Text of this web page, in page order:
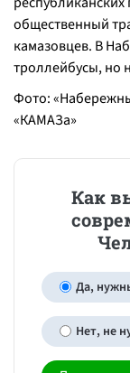
общественный
камазовцев. В
троллейбусы, но
Фото:
«КАМАЗа»
Как
Да,
Нет, не